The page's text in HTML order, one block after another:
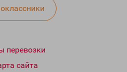
перевозки
сайта